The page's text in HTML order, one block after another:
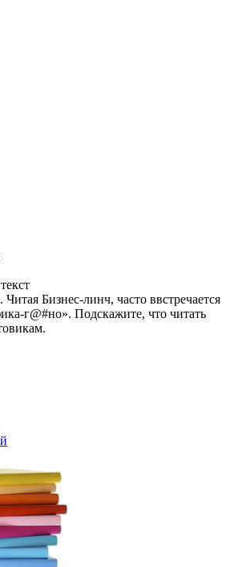
Читая Бизнес-линч, часто ввстречается
г@#но». Подскажите, что читать